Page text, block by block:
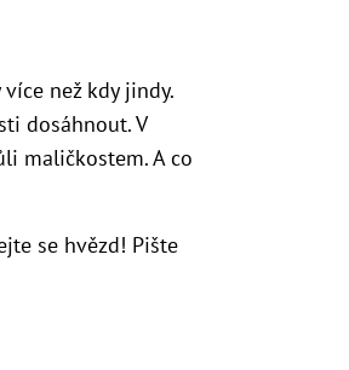
než kdy jindy.
dosáhnout. V
maličkostem. A co
se hvězd! Pište